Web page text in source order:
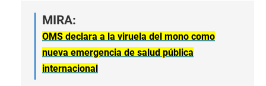
MIRA:
OMS declara a la viruela del mono como
nueva emergencia de salud pública
internacional